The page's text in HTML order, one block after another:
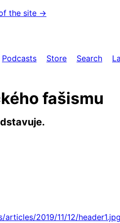
the site →
Podcasts Store Search
fašismu
2019/11/12/header1.jpg